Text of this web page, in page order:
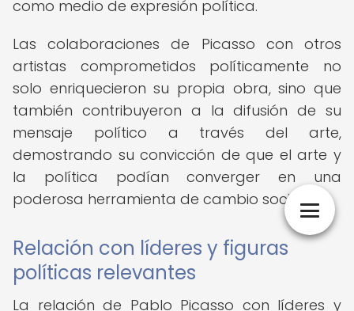
como medio de expresión política.
Las colaboraciones de Picasso con otros
artistas comprometidos políticamente no
solo enriquecieron su propia obra, sino que
también contribuyeron a la difusión de su
mensaje político a través del arte,
demostrando su convicción de que el arte y
la política podían converger en una
poderosa herramienta de cambio social.
Relación con líderes y figuras
políticas relevantes
La relación de Pablo Picasso con líderes y